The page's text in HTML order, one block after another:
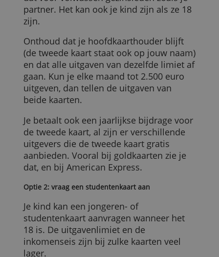
Als je je eigen kaart meegeeft, zit je
zonder kaart. Er zijn betere opties.
Optie 1: Vraag een extra kaart aan
Heb je zelf een kredietkaart, dan kun je
dikwijls een tweede aanvragen bij
dezelfde aanbieder of bank. Meestal is
partner. Het kan ook je kind zijn als ze 18
zijn.
Onthoud dat je hoofdkaarthouder blijft
(de tweede kaart staat ook op jouw
en dat alle uitgaven van dezelfde limiet
gaan. Kun je elke maand tot 2.500 euro
uitgeven, dan tellen de uitgaven van
beide kaarten.
Je betaalt ook een jaarlijkse bijdrage voor